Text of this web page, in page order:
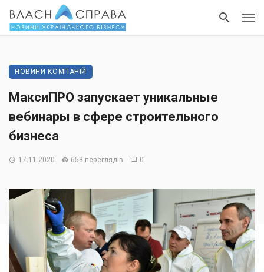
НОВИНИ КОМПАНІЙ
МаксиПРО запускает уникальные
вебинары в сфере строительного
бизнеса
17.11.2020 653 переглядів 0